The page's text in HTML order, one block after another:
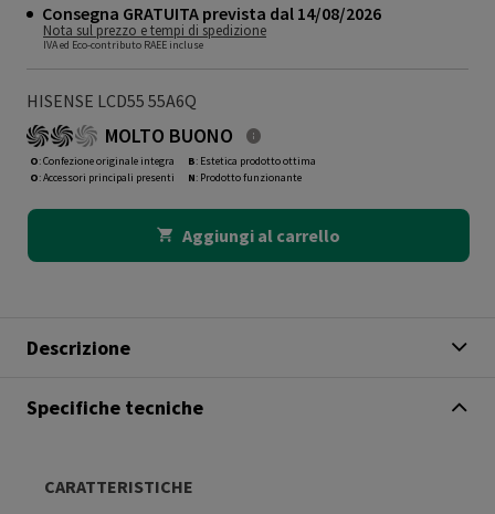
Consegna GRATUITA prevista dal 14/08/2026
Nota sul prezzo e tempi di spedizione
IVA ed Eco-contributo RAEE incluse
HISENSE LCD55 55A6Q
MOLTO BUONO
O: Confezione originale integra
O: Accessori principali presenti
B: Estetica prodotto ottima
N: Prodotto funzionante
Aggiungi al carrello
Descrizione
Specifiche tecniche
CARATTERISTICHE